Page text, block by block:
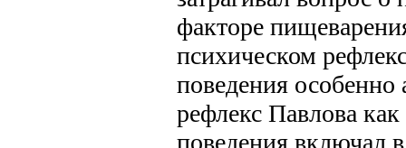
факторе
психическом
поведения особенно
рефлекс Павлова